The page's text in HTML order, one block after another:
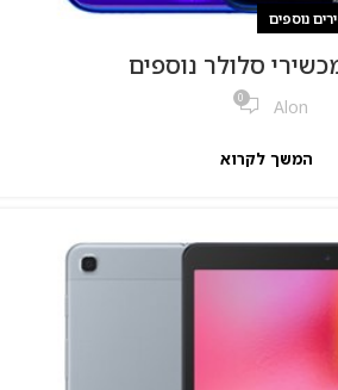
נוספים
סלולר נוספים
Alon
0
המשך לקרוא